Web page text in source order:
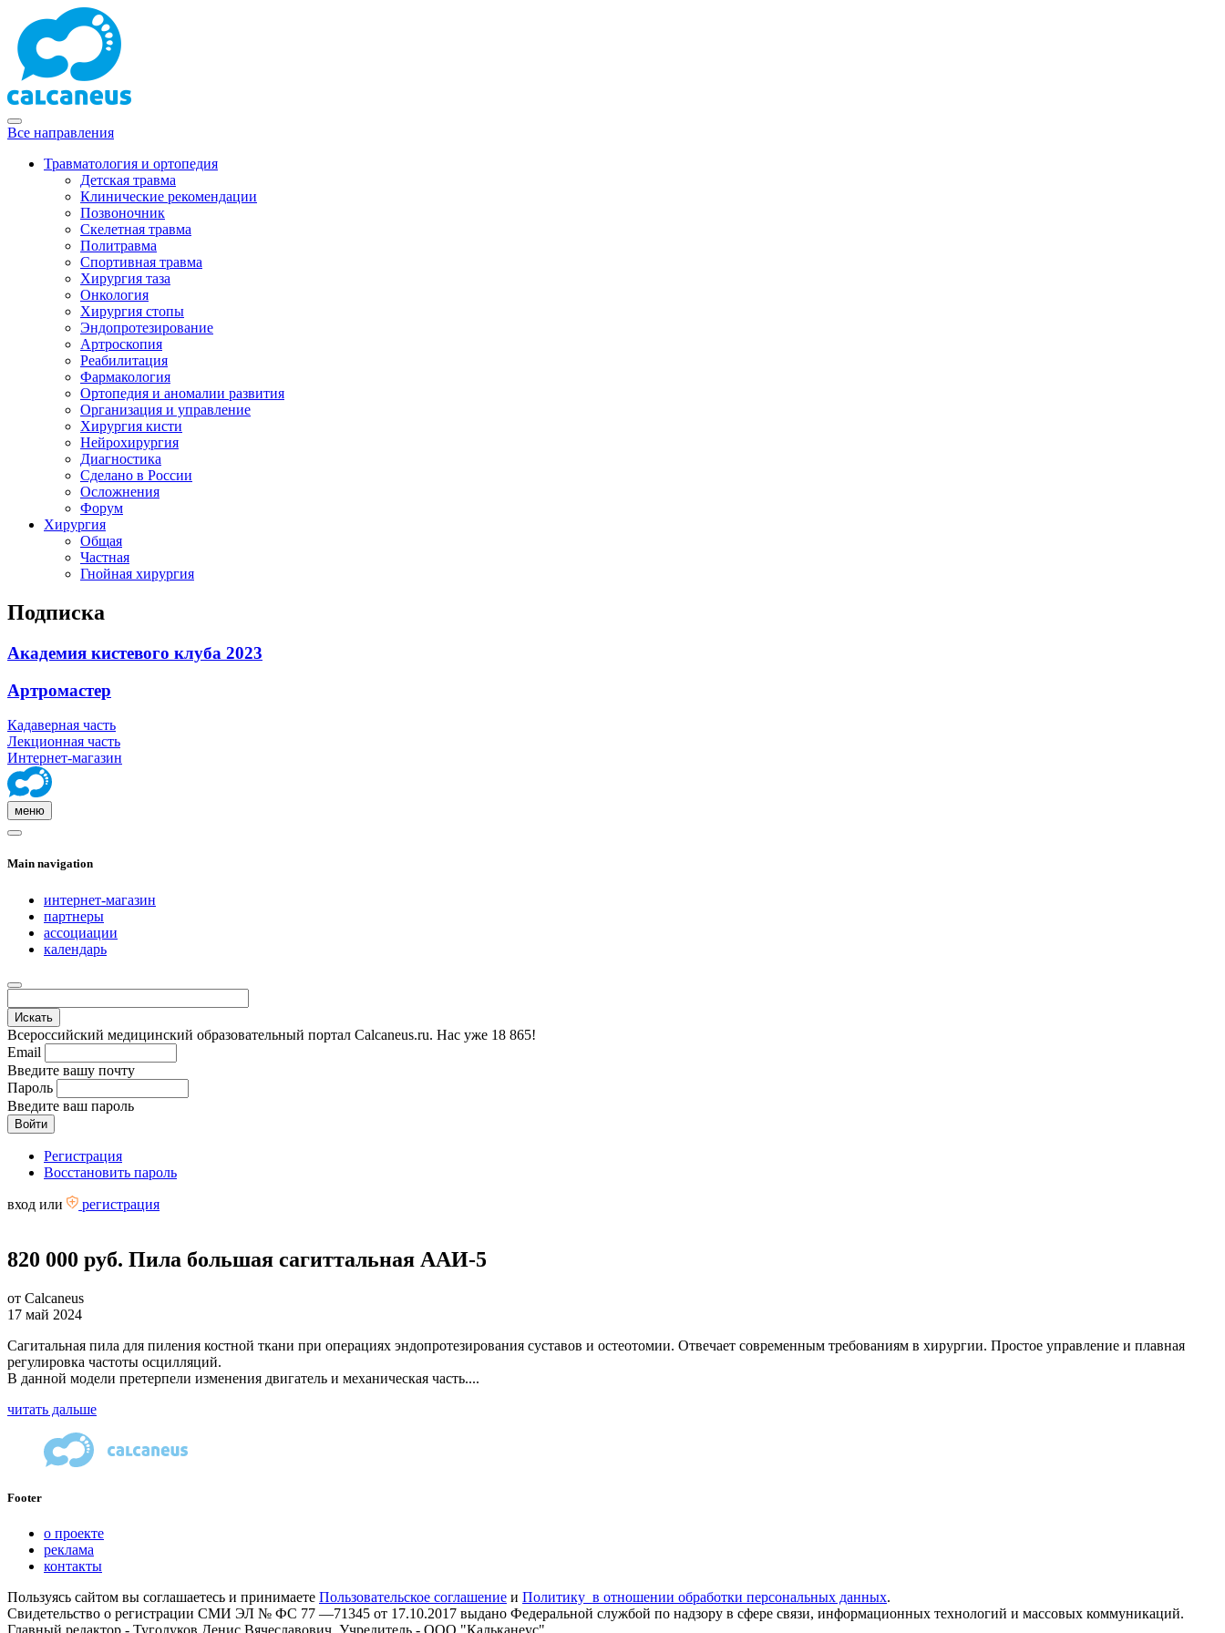
Все направления
Травматология и ортопедия
Детская травма
Клинические рекомендации
Позвоночник
Скелетная травма
Политравма
Спортивная травма
Хирургия таза
Онкология
Хирургия стопы
Эндопротезирование
Артроскопия
Реабилитация
Фармакология
Ортопедия и аномалии развития
Организация и управление
Хирургия кисти
Нейрохирургия
Диагностика
Сделано в России
Осложнения
Форум
Хирургия
Общая
Частная
Гнойная хирургия
Подписка
Академия кистевого клуба 2023
Артромастер
Кадаверная часть
Лекционная часть
Интернет-магазин
меню
Main navigation
интернет-магазин
партнеры
ассоциации
календарь
Всероссийский медицинский образовательный портал Calcaneus.ru. Нас уже 18 865!
Email
Введите вашу почту
Пароль
Введите ваш пароль
Регистрация
Восстановить пароль
вход или регистрация
820 000 руб. Пила большая сагиттальная ААИ-5
от Calcaneus
17 май 2024
Сагитальная пила для пиления костной ткани при операциях эндопротезирования суставов и остеотомии. Отвечает современным требованиям в хирургии. Простое управление и плавная
регулировка частоты осцилляций.
В данной модели претерпели изменения двигатель и механическая часть....
читать дальше
Footer
о проекте
реклама
контакты
Пользуясь сайтом вы соглашаетесь и принимаете Пользовательское соглашение и Политику в отношении обработки персональных данных.
Свидетельство о регистрации СМИ ЭЛ № ФС 77 —71345 от 17.10.2017 выдано Федеральной службой по надзору в сфере связи, информационных технологий и массовых коммуникаций.